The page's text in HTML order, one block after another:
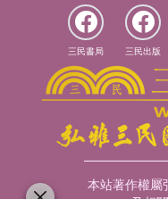
三民書局 三民出版
本站著作權屬